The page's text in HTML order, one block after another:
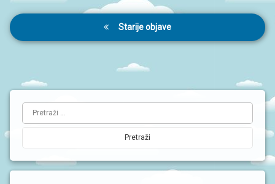
Navigacija
objava
Starije objave
e
v